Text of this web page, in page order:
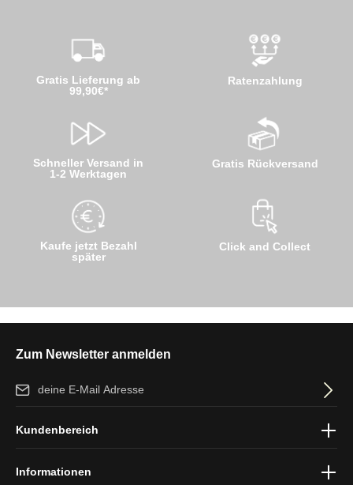
Gratis Lieferung ab
99,90€*
Schneller Versand in
1-2 Werktagen
Kaufe jetzt Bezahl
später
Ratenzahlung
Gratis Rückversand
Click and Collect
Zum Newsletter anmelden
E-Mail-Adresse*
und dieAGBgelesen und bin mit ihnen einverstanden.
Kundenbereich
Informationen